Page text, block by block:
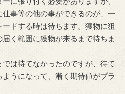
事等の他の事ができるのが、一
ドする時は待ちます。獲物に狙
く範囲に獲物が来るまで待ちま
は待てなかったのですが、待て
うになって、漸く期待値がプラ